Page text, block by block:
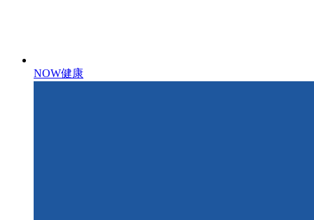
NOW健康